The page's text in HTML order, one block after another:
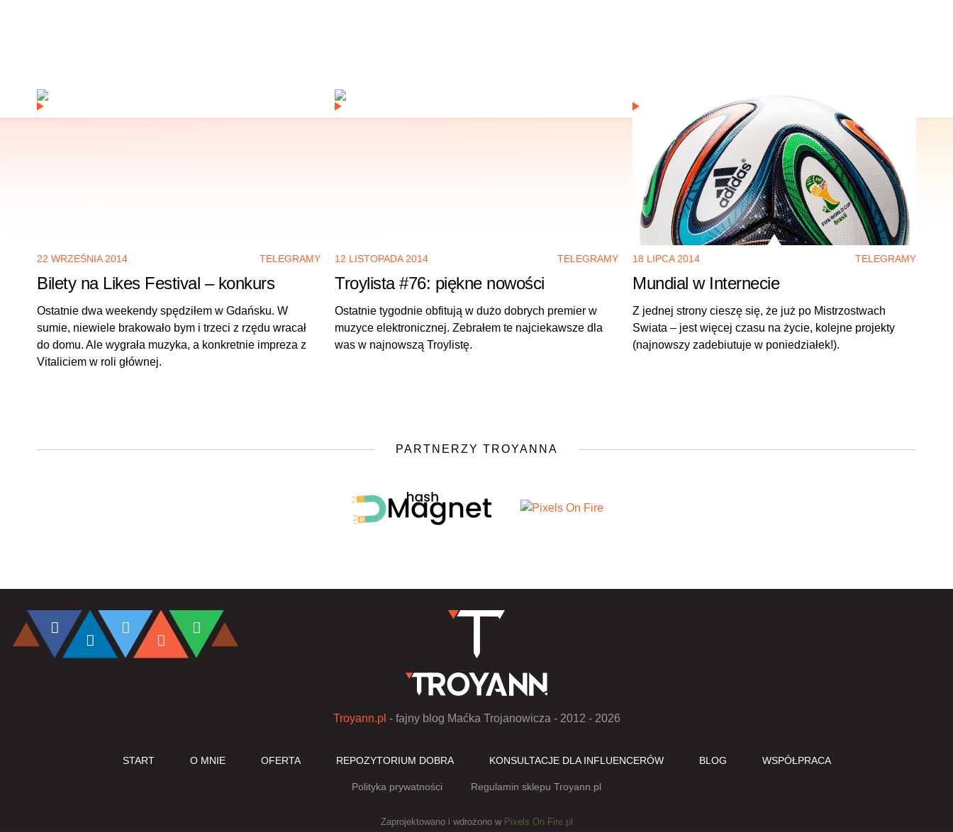
22 WRZEŚNIA 2014 TELEGRAMY
Bilety na Likes Festival – konkurs
Ostatnie dwa weekendy spędziłem w Gdańsku. W
sumie, niewiele brakowało bym i trzeci z rzędu wracał
do domu. Ale wygrała muzyka, a konkretnie impreza z
Vitaliciem w roli głównej.
12 LISTOPADA 2014 TELEGRAMY
Troylista #76: piękne nowości
Ostatnie tygodnie obfitują w dużo dobrych premier w
muzyce elektronicznej. Zebrałem te najciekawsze dla
was w najnowszą Troylistę.
18 LIPCA 2014 TELEGRAMY
Mundial w Internecie
Z jednej strony cieszę się, że już po Mistrzostwach
Swiata – jest więcej czasu na życie, kolejne projekty
(najnowszy zadebiutuje w poniedziałek!).
PARTNERZY TROYANNA
Troyann.pl - fajny blog Maćka Trojanowicza - 2012 - 2026
START O MNIE OFERTA REPOZYTORIUM DOBRA KONSULTACJE DLA INFLUENCERÓW BLOG WSPÓŁPRACA
Polityka prywatności Regulamin sklepu Troyann.pl
Zaprojektowano i wdrożono w Pixels On Fire.pl